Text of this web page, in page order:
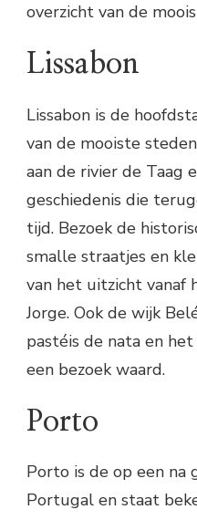
overzicht van de
Lissabon
Lissabon is de
van de mooiste
aan de rivier de Taag
geschiedenis die
tijd. Bezoek de
smalle straatjes en
van het uitzicht vanaf
Jorge. Ook de wijk
pastéis de nata en
een bezoek waard.
Porto
Porto is de op een na
Portugal en staat